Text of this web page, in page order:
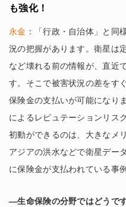
も強化！
永金 ：「行政・自治体」と同
況の把握があります。衛星は
など壊れる前の情報が、直近
す。そこで被害状況の差をす
保険金の支払いが可能になり
によるレピュテーションリス
初動ができるのは、大きなメ
アジアの洪水などで衛星デー
に保険金が支払われている事
―生命保険の分野ではどうで